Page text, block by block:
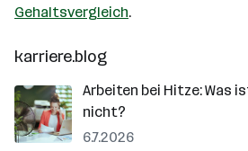
Gehaltsvergleich.
karriere.blog
Arbeiten bei Hitze: Was
nicht?
6.7.2026